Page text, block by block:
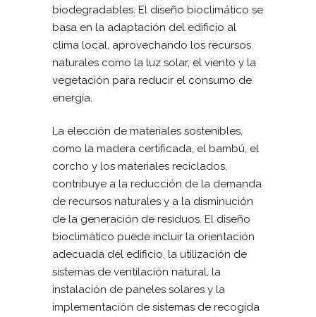
biodegradables. El diseño bioclimático se
basa en la adaptación del edificio al
clima local, aprovechando los recursos
naturales como la luz solar, el viento y la
vegetación para reducir el consumo de
energía.
La elección de materiales sostenibles,
como la madera certificada, el bambú, el
corcho y los materiales reciclados,
contribuye a la reducción de la demanda
de recursos naturales y a la disminución
de la generación de residuos. El diseño
bioclimático puede incluir la orientación
adecuada del edificio, la utilización de
sistemas de ventilación natural, la
instalación de paneles solares y la
implementación de sistemas de recogida